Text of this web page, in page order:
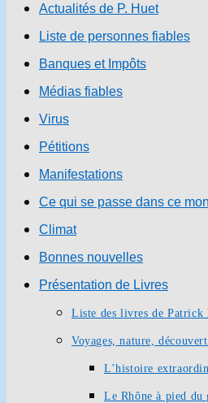
Actualités de P. Huet
Liste de personnes fiables
Banques et Impôts
Médias fiables
Virus
Pétitions
Manifestations
Ce qui se passe dans ce
Climat
Bonnes nouvelles
Présentation de Livres
Liste des livres de Patrick
Voyages, nature,
L’histoire
Le Rhône à pied